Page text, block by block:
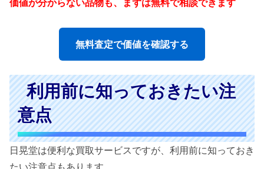
価値が分からない品物も、まずは無料で相談できます
無料査定で価値を確認する
利用前に知っておきたい注
意点
日晃堂は便利な買取サービスですが、利用前に知っておき